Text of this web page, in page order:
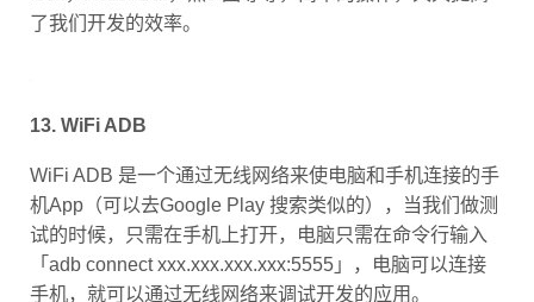
了我们开发的效率。
13. WiFi ADB
WiFi ADB 是一个通过无线网络来使电脑和手机连接的手
机App（可以去Google Play 搜索类似的），当我们做测
试的时候，只需在手机上打开，电脑只需在命令行输入
「adb connect xxx.xxx.xxx.xxx:5555」，电脑可以连接
手机，就可以通过无线网络来调试开发的应用。